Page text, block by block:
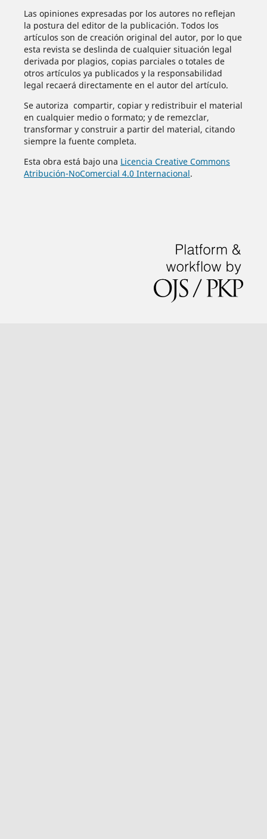
Las opiniones expresadas por los autores no reflejan
la postura del editor de la publicación. Todos los
artículos son de creación original del autor, por lo que
esta revista se deslinda de cualquier situación legal
derivada por plagios, copias parciales o totales de
otros artículos ya publicados y la responsabilidad
legal recaerá directamente en el autor del artículo.
Se autoriza compartir, copiar y redistribuir el material
en cualquier medio o formato; y de remezclar,
transformar y construir a partir del material, citando
siempre la fuente completa.
Esta obra está bajo una Licencia Creative Commons
Atribución-NoComercial 4.0 Internacional.